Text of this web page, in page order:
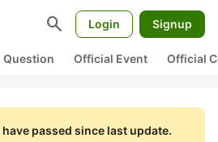
search Login Signup
Question Official Event Official
passed since last update.